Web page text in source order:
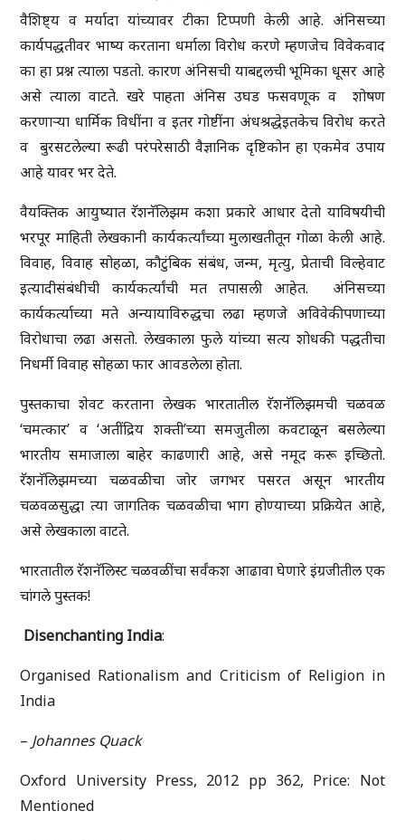
वैशिष्ट्य व मर्यादा यांच्यावर टीका टिप्पणी केली आहे. अंनिसच्या
कार्यपद्धतीवर भाष्य करताना धर्माला विरोध करणे म्हणजेच विवेकवाद
का हा प्रश्न त्याला पडतो. कारण अंनिसची याबद्दलची भूमिका धूसर आहे
असे त्याला वाटते. खरे पाहता अंनिस उघड फसवणूक व शोषण
करणाऱ्या धार्मिक विधींना व इतर गोष्टींना अंधश्रद्धेइतकेच विरोध करते
व बुरसटलेल्या रूढी परंपरेसाठी वैज्ञानिक दृष्टिकोन हा एकमेव उपाय
आहे यावर भर देते.
वैयक्तिक आयुष्यात रॅशनॅलिझम कशा प्रकारे आधार देतो याविषयीची
भरपूर माहिती लेखकानी कार्यकर्त्यांच्या मुलाखतीतून गोळा केली आहे.
विवाह, विवाह सोहळा, कौटुंबिक संबंध, जन्म, मृत्यु, प्रेताची विल्हेवाट
इत्यादीसंबंधीची कार्यकर्त्यांची मत तपासली आहेत. अंनिसच्या
कार्यकर्त्याच्या मते अन्यायाविरुद्धचा लढा म्हणजे अविवेकीपणाच्या
विरोधाचा लढा असतो. लेखकाला फुले यांच्या सत्य शोधकी पद्धतीचा
निधर्मी विवाह सोहळा फार आवडलेला होता.
पुस्तकाचा शेवट करताना लेखक भारतातील रॅशनॅलिझमची चळवळ
‘चमत्कार’ व ‘अतींद्रिय शक्ती’च्या समजुतीला कवटाळून बसलेल्या
भारतीय समाजाला बाहेर काढणारी आहे, असे नमूद करू इच्छितो.
रॅशनॅलिझमच्या चळवळीचा जोर जगभर पसरत असून भारतीय
चळवळसुद्धा त्या जागतिक चळवळीचा भाग होण्याच्या प्रक्रियेत आहे,
असे लेखकाला वाटते.
भारतातील रॅशनॅलिस्ट चळवळींचा सर्वंकश आढावा घेणारे इंग्रजीतील एक
चांगले पुस्तक!
Disenchanting India:
Organised Rationalism and Criticism of Religion in
India
– Johannes Quack
Oxford University Press, 2012 pp 362, Price: Not
Mentioned